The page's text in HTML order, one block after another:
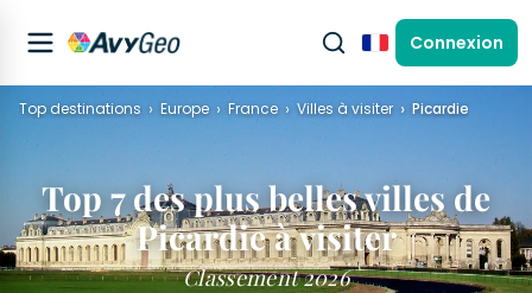
FrançaisConnexion
Top destinations Europe France Villes à visiter Picardie
Top 7 des plus belles villes de
Picardie à visiter
Classement 2026